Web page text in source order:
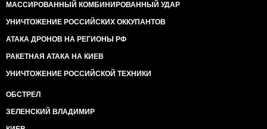
МАССИРОВАННЫЙ КОМБИНИРОВАННЫЙ УДАР
УНИЧТОЖЕНИЕ РОССИЙСКИХ ОККУПАНТОВ
АТАКА ДРОНОВ НА РЕГИОНЫ РФ
РАКЕТНАЯ АТАКА НА КИЕВ
УНИЧТОЖЕНИЕ РОССИЙСКОЙ ТЕХНИКИ
ОБСТРЕЛ
ЗЕЛЕНСКИЙ ВЛАДИМИР